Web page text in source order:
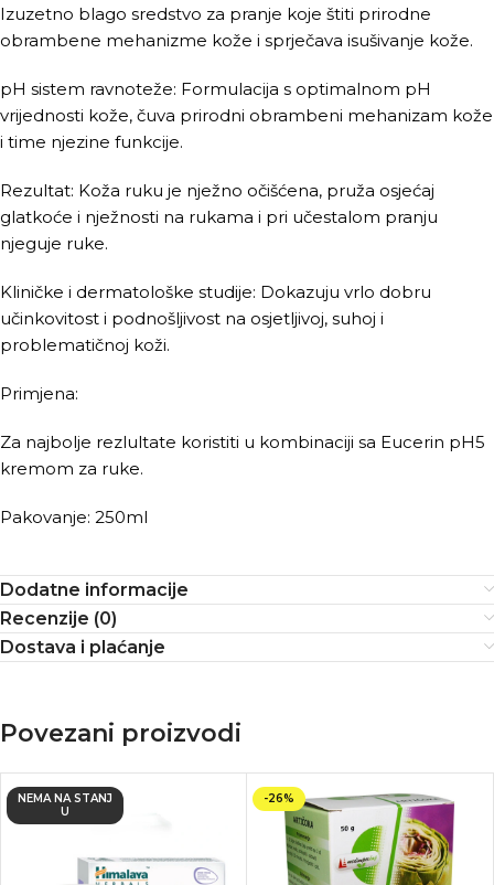
Izuzetno blago sredstvo za pranje koje štiti prirodne
obrambene mehanizme kože i sprječava isušivanje kože.
pH sistem ravnoteže: Formulacija s optimalnom pH
vrijednosti kože, čuva prirodni obrambeni mehanizam kože
i time njezine funkcije.
Rezultat: Koža ruku je nježno očišćena, pruža osjećaj
glatkoće i nježnosti na rukama i pri učestalom pranju
njeguje ruke.
Kliničke i dermatološke studije: Dokazuju vrlo dobru
učinkovitost i podnošljivost na osjetljivoj, suhoj i
problematičnoj koži.
Primjena:
Za najbolje rezlultate koristiti u kombinaciji sa Eucerin pH5
kremom za ruke.
Pakovanje: 250ml
Dodatne informacije
Recenzije (0)
Dostava i plaćanje
Povezani proizvodi
NEMA NA STANJ
U
-26%